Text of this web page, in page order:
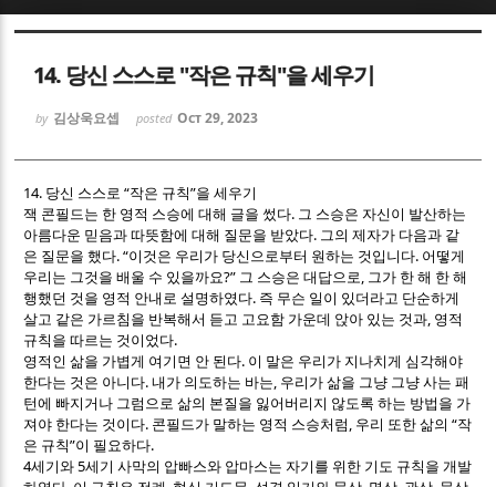
14. 당신 스스로 "작은 규칙"을 세우기
by 김상욱요셉 posted Oct 29, 2023
14. 당신 스스로“작은 규칙”을 세우기
잭 콘필드는 한 영적 스승에 대해 글을 썼다. 그 스승은 자신이 발산하는
아름다운 믿음과 따뜻함에 대해 질문을 받았다. 그의 제자가 다음과 같
은 질문을 했다. “이것은 우리가 당신으로부터 원하는 것입니다. 어떻게
우리는 그것을 배울 수 있을까요?” 그 스승은 대답으로 , 그가 한 해 한 해
행했던 것을 영적 안내로 설명하였다. 즉 무슨 일이 있더라고 단순하게
살고 같은 가르침을 반복해서 듣고 고요함 가운데 앉아 있는 것과, 영적
규칙을 따르는 것이었다.
영적인 삶을 가볍게 여기면 안 된다. 이 말은 우리가 지나치게 심각해야
한다는 것은 아니다.내가 의도하는 바는, 우리가 삶을 그냥 그냥 사는 패
턴에 빠지거나 그럼으로 삶의 본질을 잃어버리지 않도록 하는 방법을 가
져야 한다는 것이다. 콘필드가 말하는 영적 스승처럼 , 우리 또한 삶의“작
은 규칙”이 필요하다.
4세기와5세기 사막의 압빠스와 압마스는 자기를 위한 기도 규칙을 개발
Sketchbook5, 스케치북5
Sketchbook5, 스케치북5
Sketchbook5, 스케치북5
Sketchbook5, 스케치북5